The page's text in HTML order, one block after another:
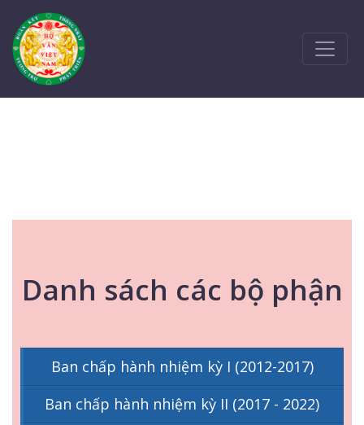
Danh sách các bộ phận
Ban chấp hành nhiệm kỳ I (2012-2017)
Ban chấp hành nhiệm kỳ II (2017 - 2022)